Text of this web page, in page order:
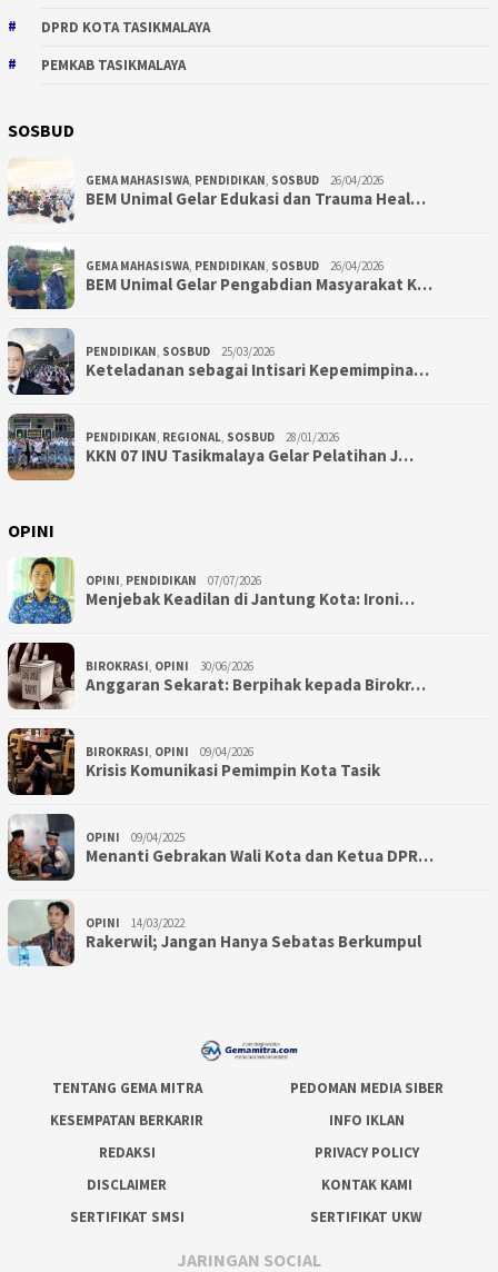
DPRD KOTA TASIKMALAYA
PEMKAB TASIKMALAYA
SOSBUD
GEMA MAHASISWA, PENDIDIKAN, SOSBUD 26/04/2026
BEM Unimal Gelar Edukasi dan Trauma Heal…
GEMA MAHASISWA, PENDIDIKAN, SOSBUD 26/04/2026
BEM Unimal Gelar Pengabdian Masyarakat K…
PENDIDIKAN, SOSBUD 25/03/2026
Keteladanan sebagai Intisari Kepemimpina…
PENDIDIKAN, REGIONAL, SOSBUD 28/01/2026
KKN 07 INU Tasikmalaya Gelar Pelatihan J…
OPINI
OPINI, PENDIDIKAN 07/07/2026
Menjebak Keadilan di Jantung Kota: Ironi…
BIROKRASI, OPINI 30/06/2026
Anggaran Sekarat: Berpihak kepada Birokr…
BIROKRASI, OPINI 09/04/2026
Krisis Komunikasi Pemimpin Kota Tasik
OPINI 09/04/2025
Menanti Gebrakan Wali Kota dan Ketua DPR…
OPINI 14/03/2022
Rakerwil; Jangan Hanya Sebatas Berkumpul
TENTANG GEMA MITRA
PEDOMAN MEDIA SIBER
KESEMPATAN BERKARIR
INFO IKLAN
REDAKSI
PRIVACY POLICY
DISCLAIMER
KONTAK KAMI
SERTIFIKAT SMSI
SERTIFIKAT UKW
JARINGAN SOCIAL